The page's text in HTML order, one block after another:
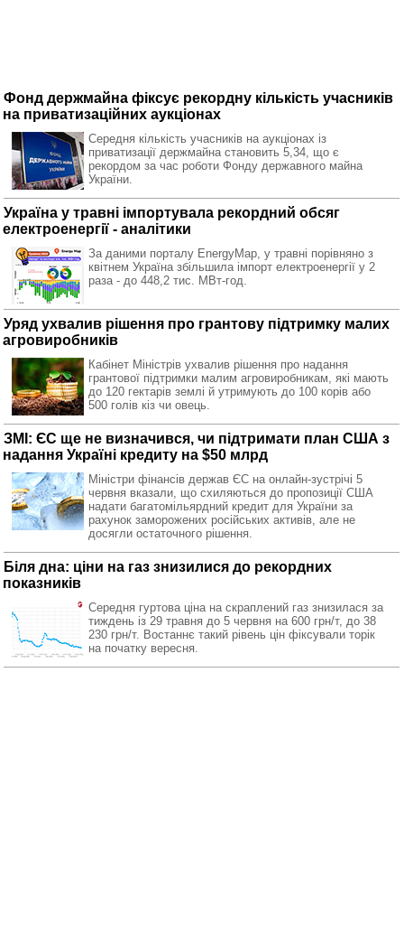
Фонд держмайна фіксує рекордну кількість учасників
на приватизаційних аукціонах
Середня кількість учасників на аукціонах із
приватизації держмайна становить 5,34, що є
рекордом за час роботи Фонду державного майна
України.
Україна у травні імпортувала рекордний обсяг
електроенергії - аналітики
За даними порталу EnergyMap, у травні порівняно з
квітнем Україна збільшила імпорт електроенергії у 2
раза - до 448,2 тис. МВт-год.
Уряд ухвалив рішення про грантову підтримку малих
агровиробників
Кабінет Міністрів ухвалив рішення про надання
грантової підтримки малим агровиробникам, які мають
до 120 гектарів землі й утримують до 100 корів або
500 голів кіз чи овець.
ЗМІ: ЄС ще не визначився, чи підтримати план США з
надання Україні кредиту на $50 млрд
Міністри фінансів держав ЄС на онлайн-зустрічі 5
червня вказали, що схиляються до пропозиції США
надати багатомільярдний кредит для України за
рахунок заморожених російських активів, але не
досягли остаточного рішення.
Біля дна: ціни на газ знизилися до рекордних
показників
Середня гуртова ціна на скраплений газ знизилася за
тиждень із 29 травня до 5 червня на 600 грн/т, до 38
230 грн/т. Востаннє такий рівень цін фіксували торік
на початку вересня.